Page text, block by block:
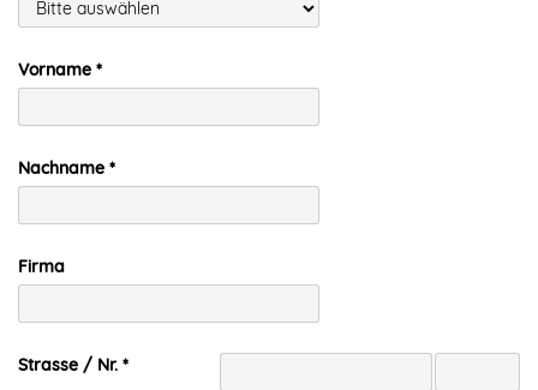
Vorname
Nachname
Firma
Strasse / Nr.